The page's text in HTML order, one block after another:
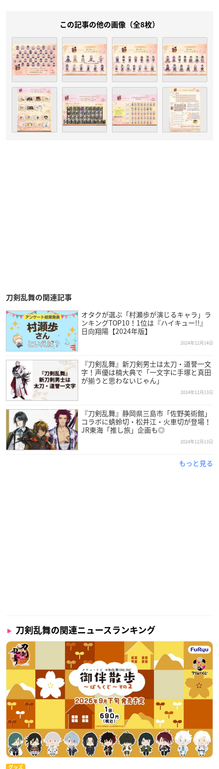
この記事の他の画像（全8枚）
刀剣乱舞の関連記事
オタクが選ぶ「村瀬歩が演じるキャラ」ラ
ンキングTOP10！1位は『ハイキュー!!』
日向翔陽【2024年版】
2024年12月14日
『刀剣乱舞』新刀剣男士は太刀・道誉一文
字！声優は楠大典で「一文字に手塚と真田
が揃うと思わないじゃん」
2024年12月13日
『刀剣乱舞』静岡県三島市「佐野美術館」
コラボに蜻蛉切・松井江・火車切が登場！
JR東海「推し旅」企画も◎
2024年12月13日
もっと見る
刀剣乱舞の関連ニュースランキング
グッズ